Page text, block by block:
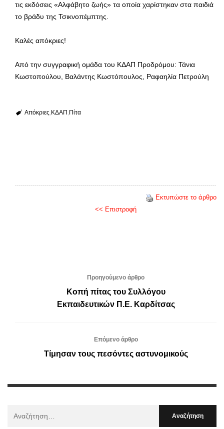
τις εκδόσεις «Αλφάβητο ζωής» τα οποία χαρίστηκαν στα παιδιά
το βράδυ της Τσικνοπέμπτης.
Καλές απόκριες!
Από την συγγραφική ομάδα του ΚΔΑΠ Προδρόμου: Τάνια
Κωστοπούλου, Βαλάντης Κωστόπουλος, Ραφαηλία Πετρούλη
Απόκριες ΚΔΑΠ Πίτα
Εκτυπώστε το άρθρο
<< Επιστροφή
Προηγούμενο άρθρο
Κοπή πίτας του Συλλόγου
Εκπαιδευτικών Π.Ε. Καρδίτσας
Επόμενο άρθρο
Τίμησαν τους πεσόντες αστυνομικούς